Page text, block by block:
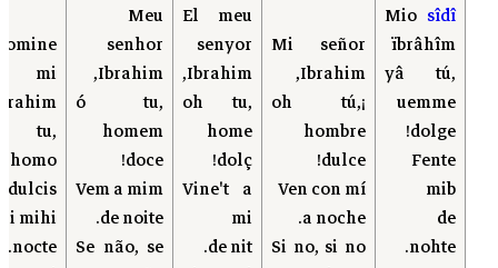
Mio sîdî
ïbrâhîm
yâ tú,
uemme
dolge!
Fente
mib
de
nohte.
Mi señor
Ibrahim,
¡oh tú,
hombre
dulce!
Ven con mí
a noche.
Si no, si no
El meu
senyor
Ibrahim,
oh tu,
home
dolç!
Vine't a
mi
de nit.
Meu
senhor
Ibrahim,
ó tu,
homem
doce!
Vem a mim
de noite.
Se não, se
mi
tu,
homo
dulcis!
mihi
nocte.